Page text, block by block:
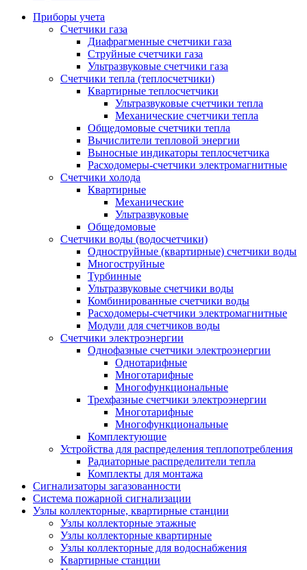
Приборы учета
Счетчики газа
Диафрагменные счетчики газа
Струйные счетчики газа
Ультразвуковые счетчики газа
Счетчики тепла (теплосчетчики)
Квартирные теплосчетчики
Ультразвуковые счетчики тепла
Механические счетчики тепла
Общедомовые счетчики тепла
Вычислители тепловой энергии
Выносные индикаторы теплосчетчика
Расходомеры-счетчики электромагнитные
Счетчики холода
Квартирные
Механические
Ультразвуковые
Общедомовые
Счетчики воды (водосчетчики)
Одноструйные (квартирные) счетчики воды
Многоструйные
Турбинные
Ультразвуковые счетчики воды
Комбинированные счетчики воды
Расходомеры-счетчики электромагнитные
Модули для счетчиков воды
Счетчики электроэнергии
Однофазные счетчики электроэнергии
Однотарифные
Многотарифные
Многофункциональные
Трехфазные счетчики электроэнергии
Многотарифные
Многофункциональные
Комплектующие
Устройства для распределения теплопотребления
Радиаторные распределители тепла
Комплекты для монтажа
Сигнализаторы загазованности
Система пожарной сигнализации
Узлы коллекторные, квартирные станции
Узлы коллекторные этажные
Узлы коллекторные квартирные
Узлы коллекторные для водоснабжения
Квартирные станции